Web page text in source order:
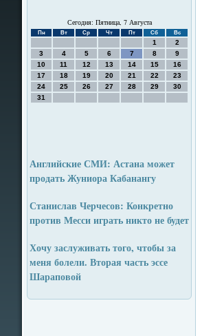
Сегодня: Пятница, 7 Августа
Пн Вт Ср Чт Пт Сб Вс
1
2
3
4 5 6 7 8
9
10
11 12 13 14 15
16
17
18 19 20 21 22
23
24
25 26 27 28 29
30
31
Английские СМИ: Астана может
продать Жуниора Кабанангу
Станислав Черчесов: Конкретно
против Месси играть никто не будет
Хочу заслуживать того, чтобы за
меня болели. Вторая часть эссе
Шараповой